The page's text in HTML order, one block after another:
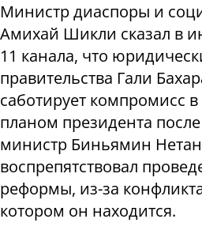
Министр диаспоры и
Амихай Шикли сказал в
11 канала, что
правительства Гали
саботирует компромисс в
планом президента
министр Биньямин
воспрепятствовал
реформы, из-за
котором он находится.